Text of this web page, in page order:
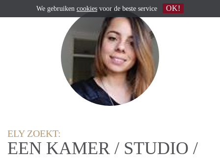
ELY ZOEKT:
EEN KAMER / STUDIO /
We gebruiken cookies voor de beste service OK!